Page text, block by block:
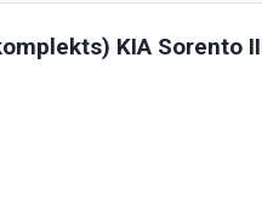
KIA Sorento